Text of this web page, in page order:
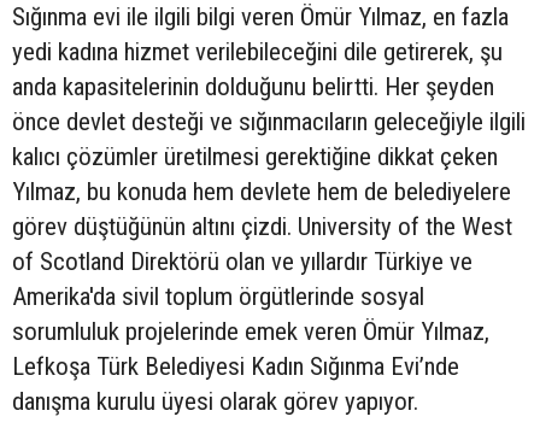
Sığınma evi ile ilgili bilgi veren Ömür Yılmaz, en fazla
yedi kadına hizmet verilebileceğini dile getirerek, şu
anda kapasitelerinin dolduğunu belirtti. Her şeyden
önce devlet desteği ve sığınmacıların geleceğiyle ilgili
kalıcı çözümler üretilmesi gerektiğine dikkat çeken
Yılmaz, bu konuda hem devlete hem de belediyelere
görev düştüğünün altını çizdi. University of the West
of Scotland Direktörü olan ve yıllardır Türkiye ve
Amerika'da sivil toplum örgütlerinde sosyal
sorumluluk projelerinde emek veren Ömür Yılmaz,
Lefkoşa Türk Belediyesi Kadın Sığınma Evi’nde
danışma kurulu üyesi olarak görev yapıyor.